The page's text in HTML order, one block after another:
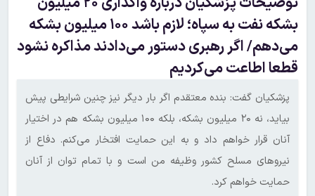
بشکه نفت به سپاه؛ لازم باشد ۱۰۰ میلیون بشکه
می‌دهم/ اگر رهبری دستور می‌دادند مذاکره نشود
قطعا اطاعت می‌کردیم
پزشکیان گفت: بنده معتقدم اگر بار دیگر نیز چنین شرایطی پیش
بیاید، نه ۲۰ میلیون بشکه، بلکه ۱۰۰ میلیون بشکه هم در اختیار
آنان قرار خواهم داد و به این حمایت افتخار می‌کنم. دفاع از
نیروهای مسلح کشور وظیفه من است و با تمام توان از آنان
حمایت خواهم کرد.